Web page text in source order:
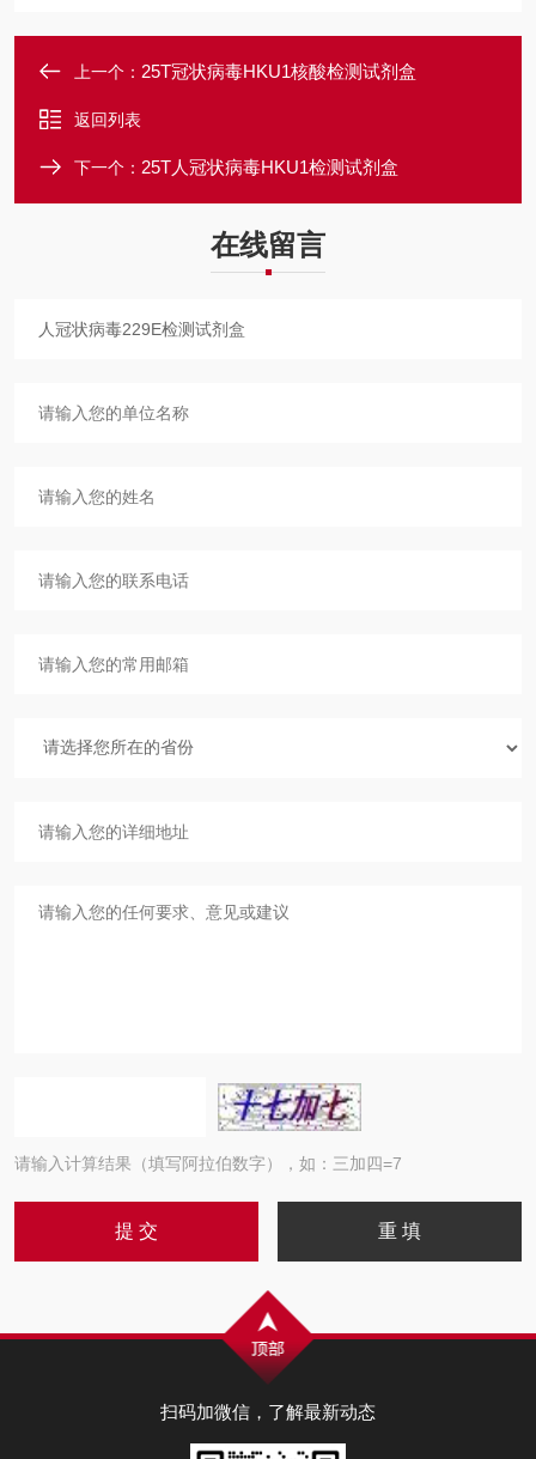
上一个： 25T冠状病毒HKU1核酸检测试剂盒
返回列表
下一个： 25T人冠状病毒HKU1检测试剂盒
在线留言
请输入计算结果（填写阿拉伯数字），如：三加四=7
扫码加微信，了解最新动态